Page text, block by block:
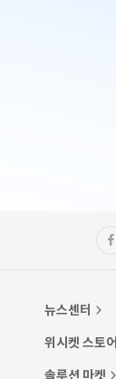
뉴스센터
위시켓 스토어
솔루션 마켓